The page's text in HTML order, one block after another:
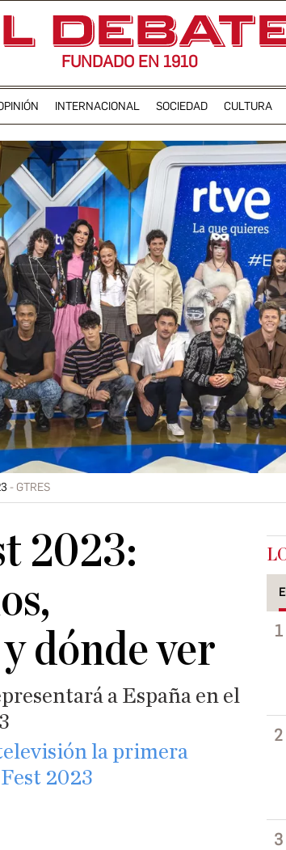
FUNDADO EN 1910
INTERNACIONAL SOCIEDAD CULTURA
GTRES
2023:
dónde ver
a España en el
la primera
2023